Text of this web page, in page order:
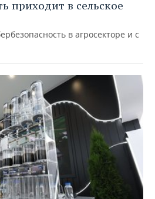
приходит в сельское
в агросекторе и с